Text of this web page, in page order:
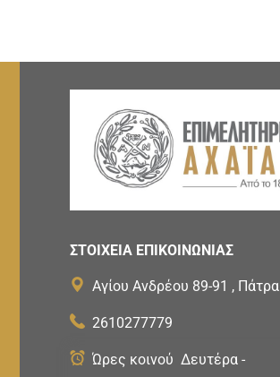
ΣΤΟΙΧΕΙΑ ΕΠΙΚΟΙΝΩΝΙΑΣ
Αγίου Ανδρέου 89-91 , Πάτρα
2610277779
Ώρες κοινού Δευτέρα -